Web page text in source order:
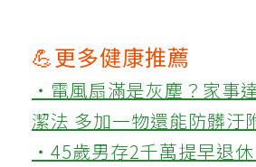
💪更多健康推薦
‧電風扇滿是灰塵？家事
潔法 多加一物還能防髒汙
‧45歲男存2千萬提早退